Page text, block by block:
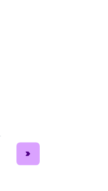
Lucía García -
10 Jun, 2026